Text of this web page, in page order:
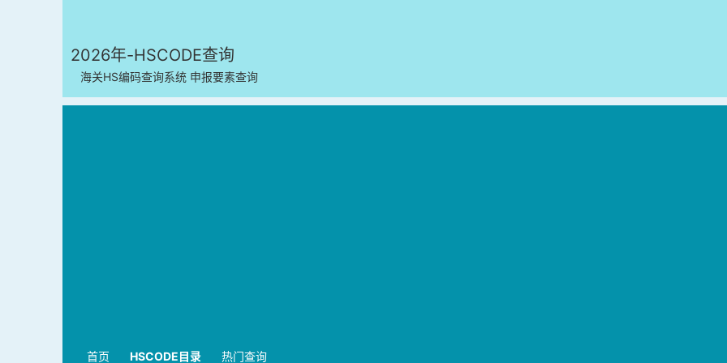
2026年-HSCODE查询
海关HS编码查询系统 申报要素查询
首页 HSCODE目录 热门查询